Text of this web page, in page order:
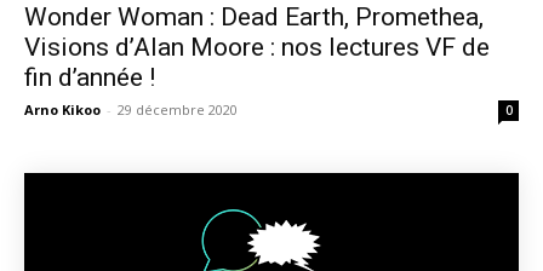
Wonder Woman : Dead Earth, Promethea,
Visions d’Alan Moore : nos lectures VF de
fin d’année !
Arno Kikoo - 29 décembre 2020 0